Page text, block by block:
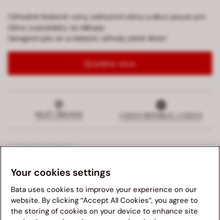
Výhodné klubové ceny, exkluzivní slevy a akce pouze pro
členy a poukázky za nákupy.
Zaregistrujte se a získejte výhody ještě dnes!
Zjistěte více
NAJÍT OBCHOD
SLUŽBY ZÁKAZNÍKŮM
ZÁKAZNICKÁ PODPORA
PRŮVODCE NÁKUPEM
Your cookies settings
Bata uses cookies to improve your experience on our
website. By clicking “Accept All Cookies”, you agree to
the storing of cookies on your device to enhance site